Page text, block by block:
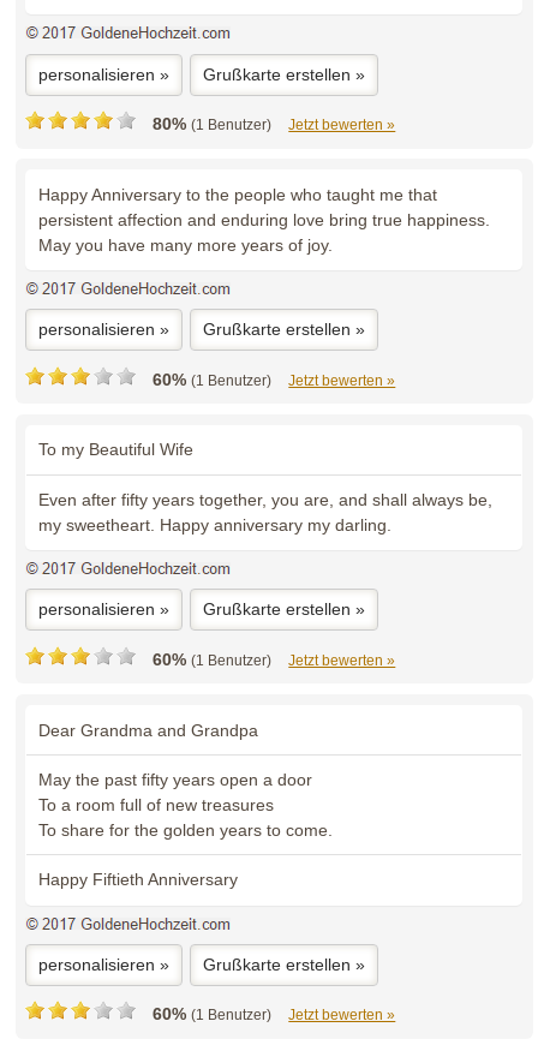
personalisieren » Grußkarte erstellen »
80% (1 Benutzer) Jetzt bewerten »
Happy Anniversary to the people who taught me that
persistent affection and enduring love bring true happiness.
May you have many more years of joy.
personalisieren » Grußkarte erstellen »
60% (1 Benutzer) Jetzt bewerten »
To my Beautiful Wife
Even after fifty years together, you are, and shall always be,
my sweetheart. Happy anniversary my darling.
personalisieren » Grußkarte erstellen »
60% (1 Benutzer) Jetzt bewerten »
Dear Grandma and Grandpa
May the past fifty years open a door
To a room full of new treasures
To share for the golden years to come.
Happy Fiftieth Anniversary
personalisieren » Grußkarte erstellen »
60% (1 Benutzer) Jetzt bewerten »